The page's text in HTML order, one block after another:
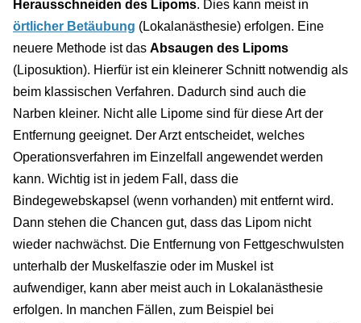
Herausschneiden des Lipoms. Dies kann meist in
örtlicher Betäubung (Lokalanästhesie) erfolgen. Eine
neuere Methode ist das Absaugen des Lipoms
(Liposuktion). Hierfür ist ein kleinerer Schnitt notwendig als
beim klassischen Verfahren. Dadurch sind auch die
Narben kleiner. Nicht alle Lipome sind für diese Art der
Entfernung geeignet. Der Arzt entscheidet, welches
Operationsverfahren im Einzelfall angewendet werden
kann. Wichtig ist in jedem Fall, dass die
Bindegewebskapsel (wenn vorhanden) mit entfernt wird.
Dann stehen die Chancen gut, dass das Lipom nicht
wieder nachwächst. Die Entfernung von Fettgeschwulsten
unterhalb der Muskelfaszie oder im Muskel ist
aufwendiger, kann aber meist auch in Lokalanästhesie
erfolgen. In manchen Fällen, zum Beispiel bei